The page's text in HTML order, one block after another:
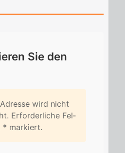
Sie den
wird nicht
Er­for­der­li­che Fel­
* mar­kiert.